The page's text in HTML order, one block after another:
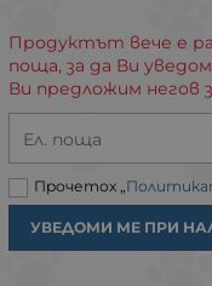
Продуктът вече е
поща, за да Ви
Ви предложим негов
Ел. поща
Прочетох „
УВЕДОМИ МЕ ПРИ